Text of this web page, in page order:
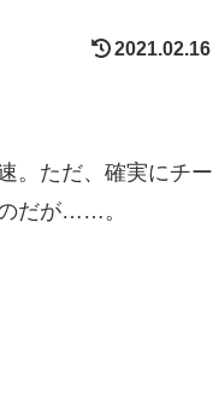
2021.02.16
。ただ、確実にチー
だが……。